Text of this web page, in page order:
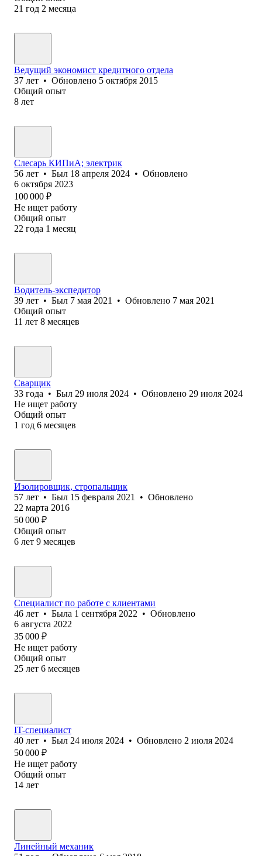
21 год 2 месяца
Ведущий экономист кредитного отдела
37 лет • Обновлено 5 октября 2015
Общий опыт
8 лет
Слесарь КИПиА; электрик
56 лет • Был 18 апреля 2024 • Обновлено
6 октября 2023
100 000 ₽
Не ищет работу
Общий опыт
22 года 1 месяц
Водитель-экспедитор
39 лет • Был 7 мая 2021 • Обновлено 7 мая 2021
Общий опыт
11 лет 8 месяцев
Сварщик
33 года • Был 29 июля 2024 • Обновлено 29 июля 2024
Не ищет работу
Общий опыт
1 год 6 месяцев
Изолировщик, стропальщик
57 лет • Был 15 февраля 2021 • Обновлено
22 марта 2016
50 000 ₽
Общий опыт
6 лет 9 месяцев
Специалист по работе с клиентами
46 лет • Была 1 сентября 2022 • Обновлено
6 августа 2022
35 000 ₽
Не ищет работу
Общий опыт
25 лет 6 месяцев
IT-специалист
40 лет • Был 24 июля 2024 • Обновлено 2 июля 2024
50 000 ₽
Не ищет работу
Общий опыт
14 лет
Линейный механик